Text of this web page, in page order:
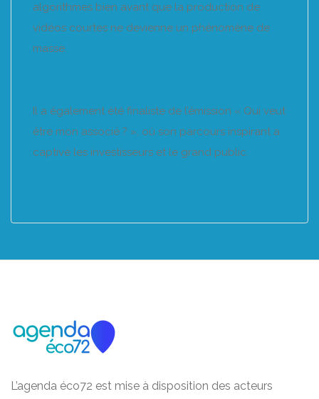
algorithmes bien avant que la production de
vidéos courtes ne devienne un phénomène de
masse.
Il a également été finaliste de l’émission « Qui veut
être mon associé ? », où son parcours inspirant a
captivé les investisseurs et le grand public.
L’agenda éco72 est mise à disposition des acteurs